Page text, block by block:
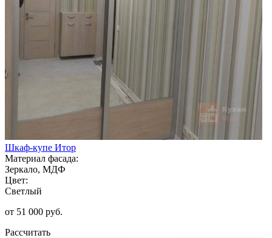
Шкаф-купе Итор
Материал фасада:
Зеркало, МДФ
Цвет:
Светлый
от 51 000 руб.
Рассчитать